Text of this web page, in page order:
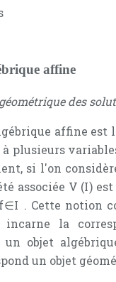
affine
des
affine est
plusieurs
si l'on
associée V (I)
f∈I . Cette notion
la
un objet
un objet